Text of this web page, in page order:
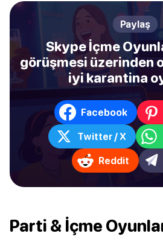
Paylaş
Skype İçme
görüşmesi üzerinden
iyi karantina
Facebook
Twitter / X
Reddit
Parti & İçme